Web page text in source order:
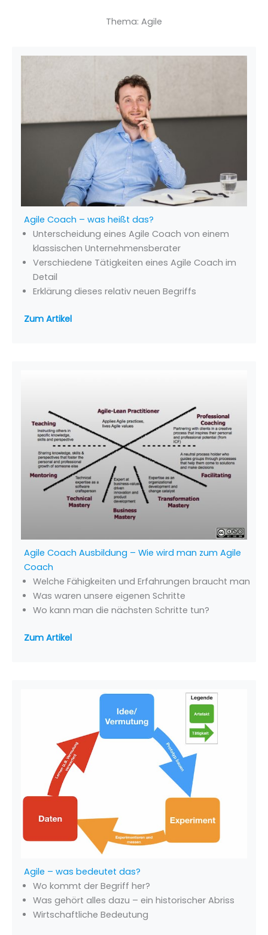
Thema: Agile
Agile Coach – was heißt das?
Unterscheidung eines Agile Coach von einem
klassischen Unternehmensberater
Verschiedene Tätigkeiten eines Agile Coach im
Detail
Erklärung dieses relativ neuen Begriffs
Zum Artikel
Agile Coach Ausbildung – Wie wird man zum Agile
Coach
Welche Fähigkeiten und Erfahrungen braucht man
Was waren unsere eigenen Schritte
Wo kann man die nächsten Schritte tun?
Zum Artikel
Agile – was bedeutet das?
Wo kommt der Begriff her?
Was gehört alles dazu – ein historischer Abriss
Wirtschaftliche Bedeutung